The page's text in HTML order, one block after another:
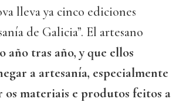
lleva ya cinco ediciones
de Galicia”. El artesano
año tras año, y que ellos
a artesanía, especialmente
os materiais e produtos feitos a